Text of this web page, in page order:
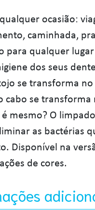
ocasião:
caminhada,
para qualquer
dos seus
se transforma no
cabo se transforma
é mesmo? O
as bactérias
Disponível na
de cores.